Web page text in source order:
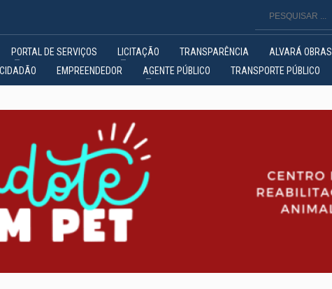
PORTAL DE SERVIÇOS LICITAÇÃO TRANSPARÊNCIA ALVARÁ OBRAS
CIDADÃO EMPREENDEDOR AGENTE PÚBLICO TRANSPORTE PÚBLICO